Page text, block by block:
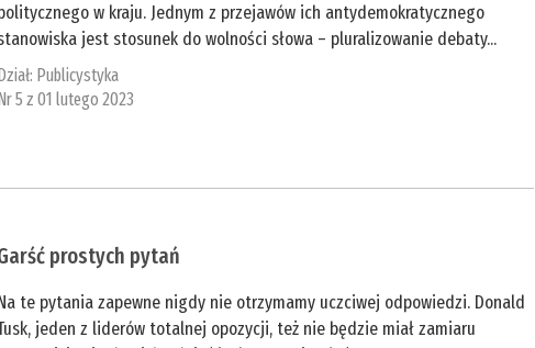
w kraju. Jednym z przejawów ich antydemokratycznego
jest stosunek do wolności słowa – pluralizowanie debaty...
Dział: Publicystyka
Nr 5 z 01 lutego 2023
prostych pytań
te pytania zapewne nigdy nie otrzymamy uczciwej odpowiedzi. Donald
jeden z liderów totalnej opozycji, też nie będzie miał zamiaru